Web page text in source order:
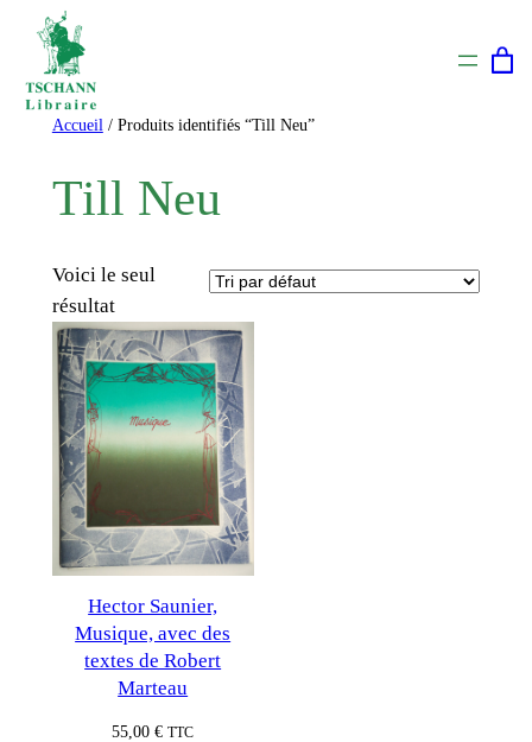
Aller
contenu
Accueil / Produits identifiés “Till Neu”
Till Neu
Voici le seul
résultat
Hector Saunier,
Musique, avec des
textes de Robert
Marteau
55,00€ TTC